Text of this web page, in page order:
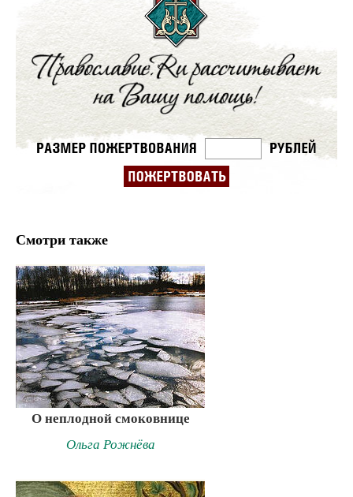
Смотри также
О неплодной смоковнице
Ольга Рожнёва